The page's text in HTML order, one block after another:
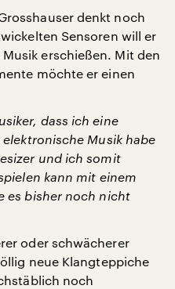
denkt noch
Sensoren will er
erschießen. Mit den
möchte er einen
dass ich eine
Musik habe
und ich somit
kann mit einem
es bisher noch nicht
oder schwächerer
neue Klangteppiche
noch